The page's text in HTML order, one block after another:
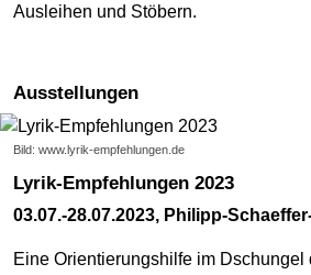
Ausleihen und Stöbern.
Ausstellungen
Bild: www.lyrik-empfehlungen.de
Lyrik-Empfehlungen 2023
03.07.-28.07.2023, Philipp-
Eine Orientierungshilfe im Dschungel